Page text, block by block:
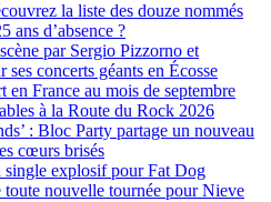
la liste des douze nommés
ans d’absence ?
par Sergio Pizzorno et
concerts géants en Écosse
en France au mois de septembre
à la Route du Rock 2026
: Bloc Party partage un nouveau
cœurs brisés
single explosif pour Fat Dog
nouvelle tournée pour Nieve